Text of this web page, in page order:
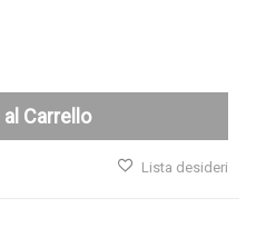
Carrello
Lista desideri